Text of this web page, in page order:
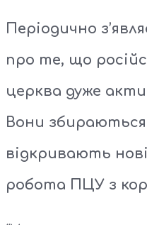
Періодично
про те, що
церква дуже
Вони
відкривають
робота ПЦУ з